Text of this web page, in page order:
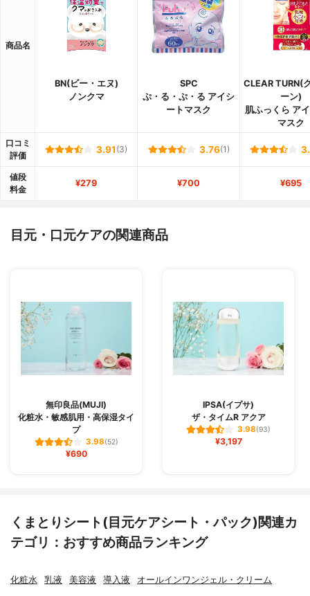
商品名
BN(ビー・エヌ)
ノンクマ
SPC
ぷ・る・ぷ・る アイシ
ートマスク
CLEAR TURN(
ーン)
肌ふっくら ア
マスク
口コミ
評価
3.91 (3) 3.76(1)
値段
料金
¥279 ¥700 ¥695
目元・口元ケアの関連商品
無印良品(MUJI)
化粧水・敏感肌用・高保湿タイ
プ
3.98(52)
¥690
IPSA(イプサ)
ザ・タイムR アクア
3.98(93)
¥3,197
くまとりシート(目元ケアシート・パック)関連カ
テゴリ：おすすめ商品ランキング
化粧水 乳液 美容液 導入液 オールインワンジェル・クリーム